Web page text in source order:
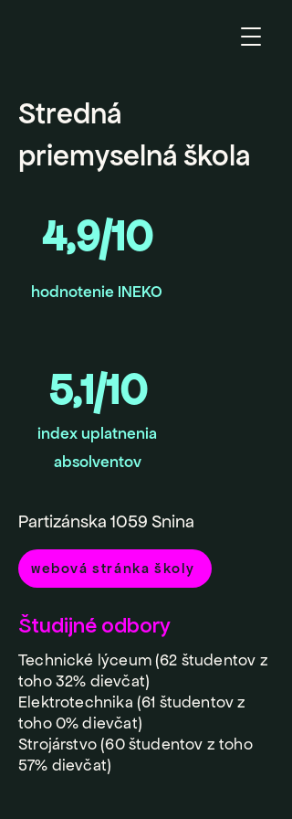
Stredná
priemyselná škola
4,9/10
hodnotenie INEKO
5,1/10
index uplatnenia
absolventov
Partizánska 1059 Snina
webová stránka školy
Študijné odbory
Technické lýceum (62 študentov z
toho 32% dievčat)
Elektrotechnika (61 študentov z
toho 0% dievčat)
Strojárstvo (60 študentov z toho
57% dievčat)